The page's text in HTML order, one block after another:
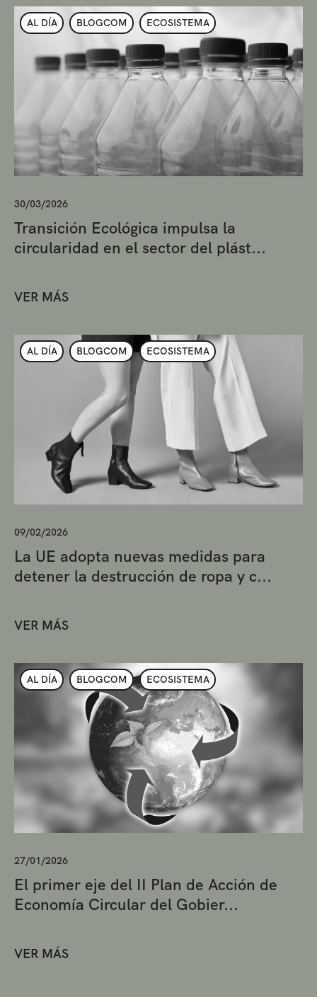
AL DÍA BLOGCOM ECOSISTEMA
30/03/2026
Transición Ecológica impulsa la
circularidad en el sector del plást...
VER MÁS
AL DÍA BLOGCOM ECOSISTEMA
09/02/2026
La UE adopta nuevas medidas para
detener la destrucción de ropa y c...
VER MÁS
AL DÍA BLOGCOM ECOSISTEMA
27/01/2026
El primer eje del II Plan de Acción de
Economía Circular del Gobier...
VER MÁS